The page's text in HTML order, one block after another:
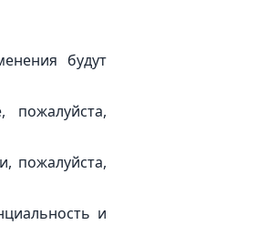
будут
пожалуйста,
и